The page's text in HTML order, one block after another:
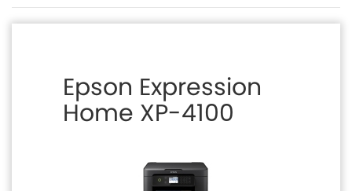
Epson Expression
Home XP-4100